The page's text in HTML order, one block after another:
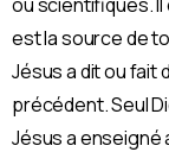
est la source de
Jésus a dit ou fait
précédent. Seul
Jésus a